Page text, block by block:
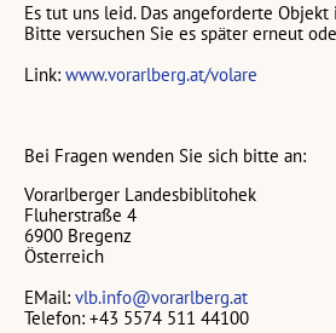
Es tut uns leid. Das angeforderte
Bitte versuchen Sie es später erneut
Link: www.vorarlberg.at/volare
Bei Fragen wenden Sie sich bitte an:
Vorarlberger Landesbiblitohek
Fluherstraße 4
6900 Bregenz
Österreich
EMail: vlb.info@vorarlberg.at
Telefon: +43 5574 511 44100